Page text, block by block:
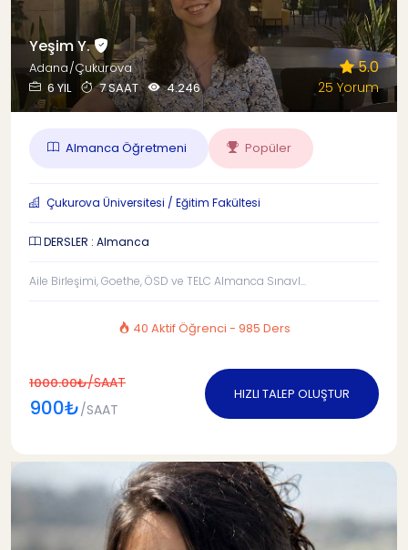
Yeşim Y.
Adana/Çukurova
6 YIL
7 SAAT 4.246
5.0
25 Yorum
Almanca Öğretmeni Popüler
Çukurova Üniversitesi / Eğitim Fakültesi
DERSLER : Almanca
Aile Birleşimi, Goethe, ÖSD ve TELC Almanca Sınavl...
40 Aktif Öğrenci - 985 Ders
1000.00₺/SAAT
900₺/SAAT
HIZLI TALEP OLUŞTUR